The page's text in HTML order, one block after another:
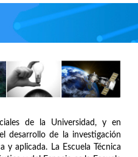
de la Universidad, y en
desarrollo de la investigación
y aplicada. La Escuela Técnica